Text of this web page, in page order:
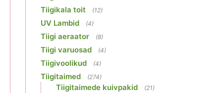
Tiigikala toit (12)
UV Lambid (4)
Tiigi aeraator (8)
Tiigi varuosad (4)
Tiigivoolikud (4)
Tiigitaimed (274)
Tiigitaimede kuivpakid (21)